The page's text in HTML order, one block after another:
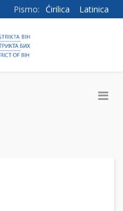
Pismo: Ćirilica Latinica